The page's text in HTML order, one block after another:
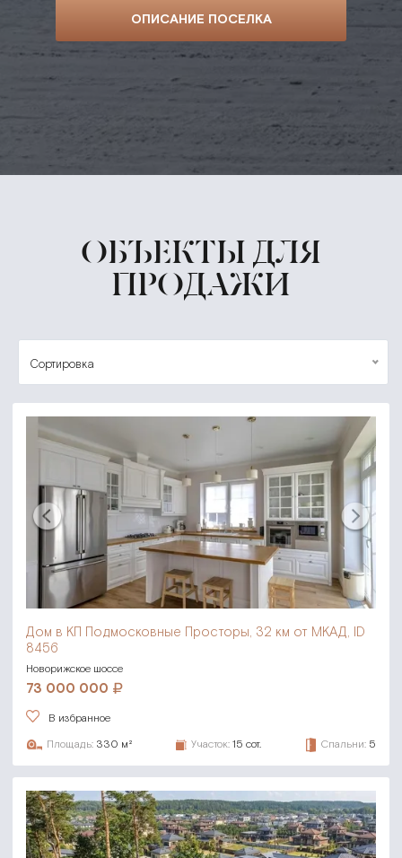
ОПИСАНИЕ ПОСЕЛКА
ОБЪЕКТЫ ДЛЯ
ПРОДАЖИ
Сортировка
Дом в КП Подмосковные Просторы, 32 км от МКАД, ID
8456
Новорижское шоссе
73 000 000
В избранное
Площадь: 330 м² Участок: 15 сот. Спальни: 5